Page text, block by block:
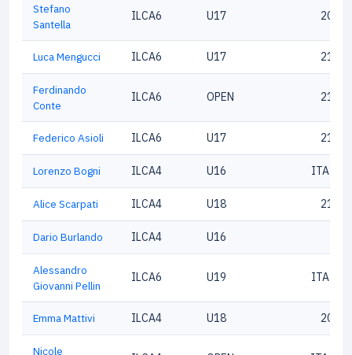
Stefano
Santella
ILCA6 U17
Luca Mengucci ILCA6 U17
Ferdinando
Conte
ILCA6 OPEN
Federico Asioli ILCA6 U17
Lorenzo Bogni ILCA4 U16
Alice Scarpati ILCA4 U18
Dario Burlando ILCA4 U16
Alessandro
Giovanni Pellin
ILCA6 U19
Emma Mattivi ILCA4 U18
Nicole